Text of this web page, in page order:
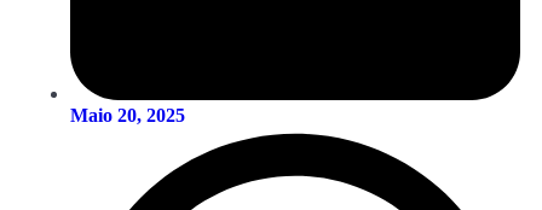
Maio 20, 2025